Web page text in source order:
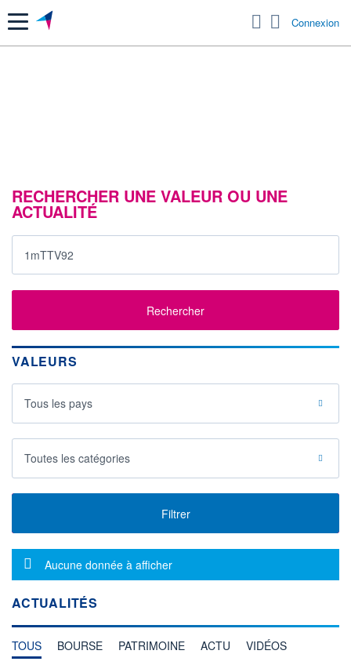
Menu Connexion
RECHERCHER UNE VALEUR OU UNE
ACTUALITÉ
Rechercher
VALEURS
Tous les pays
Toutes les catégories
Filtrer
Message d'information
Aucune donnée à afficher
ACTUALITÉS
TOUS BOURSE PATRIMOINE ACTU VIDÉOS